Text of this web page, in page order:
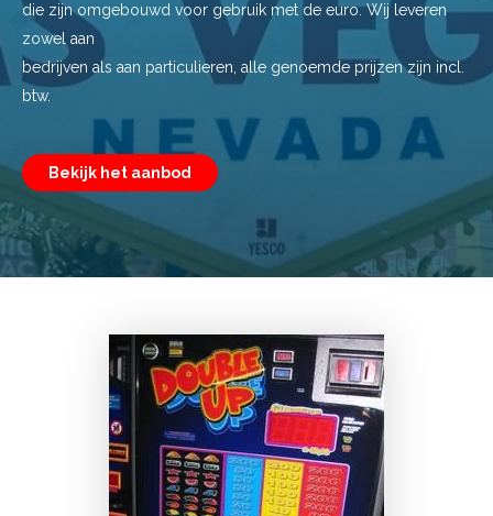
die zijn omgebouwd voor gebruik met de euro. Wij leveren
zowel aan
bedrijven als aan particulieren, alle genoemde prijzen zijn incl.
btw.
Bekijk het aanbod